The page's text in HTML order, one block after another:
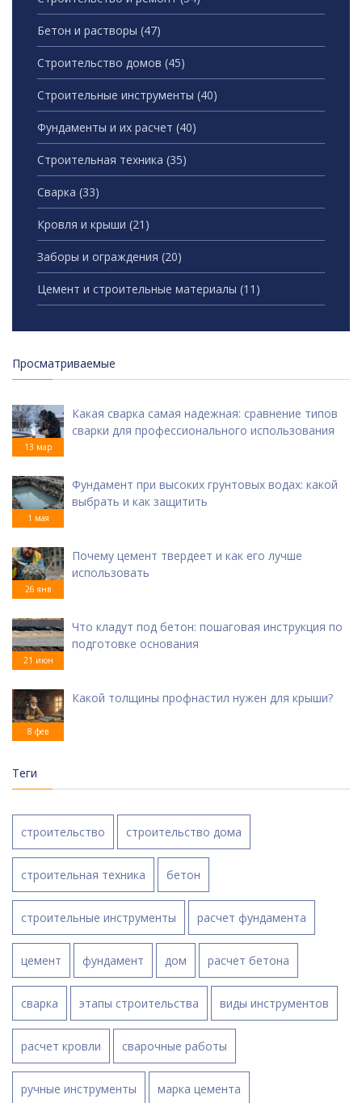
Бетон и растворы (47)
Строительство домов (45)
Строительные инструменты (40)
Фундаменты и их расчет (40)
Строительная техника (35)
Сварка (33)
Кровля и крыши (21)
Заборы и ограждения (20)
Цемент и строительные материалы (11)
Просматриваемые
13 мар
Какая сварка самая надежная: сравнение типов
сварки для профессионального использования
1 мая
Фундамент при высоких грунтовых водах: какой
выбрать и как защитить
26 янв
Почему цемент твердеет и как его лучше
использовать
21 июн
Что кладут под бетон: пошаговая инструкция по
подготовке основания
8 фев
Какой толщины профнастил нужен для крыши?
Теги
строительство строительство дома
строительная техника бетон
строительные инструменты расчет фундамента
цемент фундамент дом расчет бетона
сварка этапы строительства виды инструментов
расчет кровли сварочные работы
ручные инструменты марка цемента